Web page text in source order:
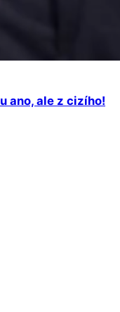
ano, ale z cizího!